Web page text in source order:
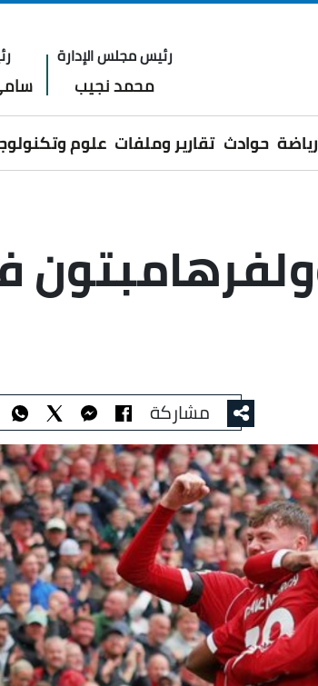
رئيس مجلس الإدارة
محمد نجيب
رياضة حوادث تقارير وملفات علوم
مشاركة